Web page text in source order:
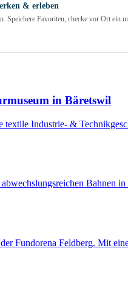
& erleben
Speichere Favoriten, checke vor Ort ein
in Bäretswil
Industrie- &
Bahnen
Fundorena Feldberg. Mit